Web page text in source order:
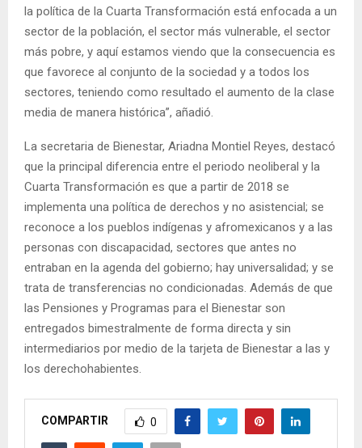
la política de la Cuarta Transformación está enfocada a un
sector de la población, el sector más vulnerable, el sector
más pobre, y aquí estamos viendo que la consecuencia es
que favorece al conjunto de la sociedad y a todos los
sectores, teniendo como resultado el aumento de la clase
media de manera histórica”, añadió.
La secretaria de Bienestar, Ariadna Montiel Reyes, destacó
que la principal diferencia entre el periodo neoliberal y la
Cuarta Transformación es que a partir de 2018 se
implementa una política de derechos y no asistencial; se
reconoce a los pueblos indígenas y afromexicanos y a las
personas con discapacidad, sectores que antes no
entraban en la agenda del gobierno; hay universalidad; y se
trata de transferencias no condicionadas. Además de que
las Pensiones y Programas para el Bienestar son
entregados bimestralmente de forma directa y sin
intermediarios por medio de la tarjeta de Bienestar a las y
los derechohabientes.
COMPARTIR 0